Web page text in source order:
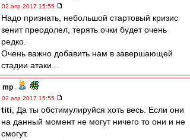
02 апр 2017 15:55
Надо признать, небольшой стартовый кризис
зенит преодолел, терять очки будет очень
редко.
Очень важно добавить нам в завершающей
стадии атаки...
mp -
02 апр 2017 15:55
titi , Да ты обстимулируйся хоть весь. Если они
на данный момент не могут ничего то они и не
смогут.